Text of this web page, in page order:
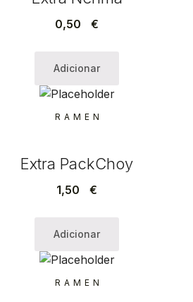
0,50 €
Adicionar
RAMEN
Extra PackChoy
1,50 €
Adicionar
RAMEN